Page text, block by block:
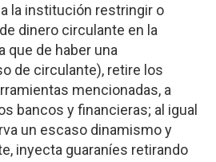
la institución restringir o
dinero circulante en la
que de haber una
de circulante), retire los
mencionadas, a
bancos y financieras; al igual
un escaso dinamismo y
inyecta guaraníes retirando